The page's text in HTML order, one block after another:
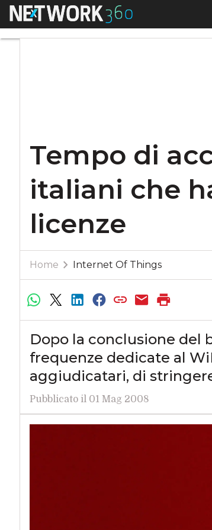
Menu
Tempo di
italiani che
licenze
Home Internet Of Things
Dopo la conclusione del
frequenze dedicate al
aggiudicatari, di
Pubblicato il 01 Mag 2008